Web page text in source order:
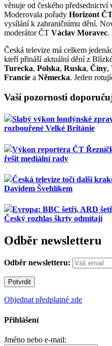
věnuje od českého předsednictví
Moderovala pořady Horizont
vysílání k zahraničnímu dění.
moderátor ČT Václav Moravec.
Česká televize má celkem
kteří přináší aktuální dění z
Turecka, Polska, Ruska, Číny,
Francie a Německa. Jeden
Vaší pozornosti
Slabý výkon londýnské
rozbouřené Velké Británie
Výkon reportéra ČT
řešit mediální rady
Česká televize točí další
Davidem Švehlíkem
Evropa: BBC šetří, ARD
Český rozhlas škrty odmítají
Odběr newsletteru
Odběr newsletteru:
Objednat předplatné zde
Přihlášení
Jméno nebo e-mail: